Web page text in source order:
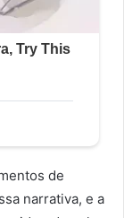
de
narrativa, e a